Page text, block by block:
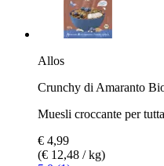
Allos
Crunchy di Amaranto
Muesli croccante per
€ 4,99
(€ 12,48 / kg)